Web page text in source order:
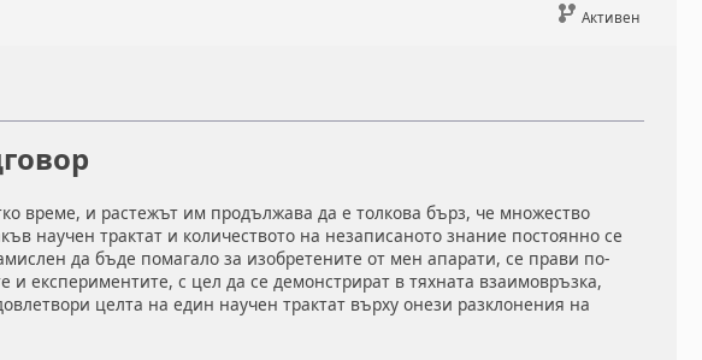
Активен
време, и растежът им продължава да е толкова бърз, че множество
научен трактат и количеството на незаписаното знание постоянно се
да бъде помагало за изобретените от мен апарати, се прави по-
експериментите, с цел да се демонстрират в тяхната взаимовръзка,
целта на един научен трактат върху онези разклонения на